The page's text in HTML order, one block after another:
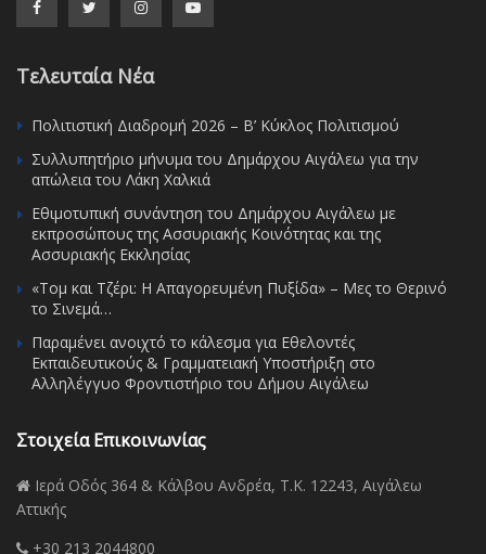
Τελευταία Νέα
Πολιτιστική Διαδρομή 2026 – Β’ Κύκλος Πολιτισμού
Συλλυπητήριο μήνυμα του Δημάρχου Αιγάλεω για την
απώλεια του Λάκη Χαλκιά
Εθιμοτυπική συνάντηση του Δημάρχου Αιγάλεω με
εκπροσώπους της Ασσυριακής Κοινότητας και της
Ασσυριακής Εκκλησίας
«Τομ και Τζέρι: Η Απαγορευμένη Πυξίδα» – Μες το Θερινό
το Σινεμά…
Παραμένει ανοιχτό το κάλεσμα για Εθελοντές
Εκπαιδευτικούς & Γραμματειακή Υποστήριξη στο
Αλληλέγγυο Φροντιστήριο του Δήμου Αιγάλεω
Στοιχεία Επικοινωνίας
Ιερά Οδός 364 & Κάλβου Ανδρέα, Τ.Κ. 12243, Αιγάλεω
Αττικής
+30 213 2044800